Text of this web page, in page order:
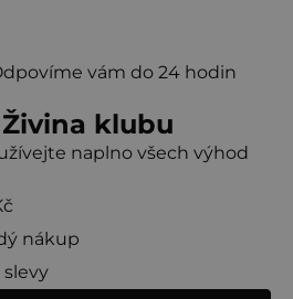
vám do 24 hodin
klubu
naplno všech výhod
nákup